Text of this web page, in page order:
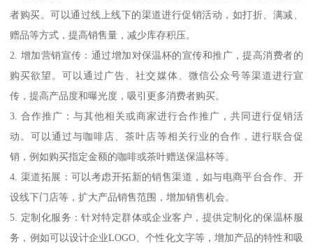
者购买。可以通过线上线下的渠道进行促销活动，如打折、满减、
赠品等方式，提高销售量，减少库存积压。
2. 增加营销宣传：通过增加对保温杯的宣传和推广，提高消费者的
购买欲望。可以通过广告、社交媒体、微信公众号等渠道进行宣
传，提高产品度和曝光度，吸引更多消费者购买。
3. 合作推广：与其他相关或商家进行合作推广，共同进行促销活
动。可以通过与咖啡店、茶叶店等相关行业的合作，进行联合促
销，例如购买指定金额的咖啡或茶叶赠送保温杯等。
4. 渠道拓展：可以考虑开拓新的销售渠道，如与电商平台合作、开
设线下门店等，扩大产品销售范围，增加销售机会。
5. 定制化服务：针对特定群体或企业客户，提供定制化的保温杯服
务，例如可以设计企业LOGO、个性化文字等，增加产品的特性和吸